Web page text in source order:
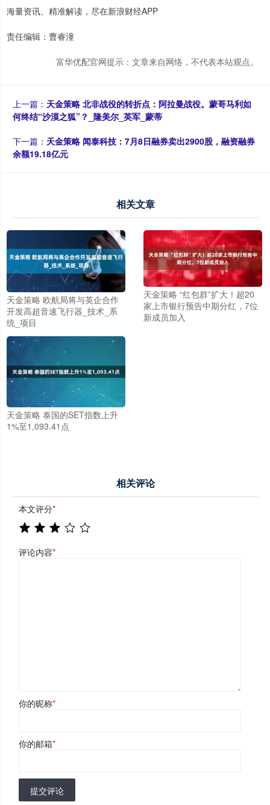
海量资讯、精准解读，尽在新浪财经APP
责任编辑：曹睿潼
富华优配官网提示：文章来自网络，不代表本站观点。
上一篇： 天金策略 北非战役的转折点：阿拉曼战役。蒙哥马利如
何终结“沙漠之狐”？_隆美尔_英军_蒙蒂
下一篇： 天金策略 闻泰科技：7月8日融券卖出2900股，融资融券
余额19.18亿元
相关文章
天金策略 欧航局将与英企合作
开发高超音速飞行器_技术_系
统_项目
天金策略 “红包群”扩大！超20
家上市银行预告中期分红，7位
新成员加入
天金策略 泰国的SET指数上升
1%至1,093.41点
相关评论
本文评分*
评论内容*
你的昵称*
你的邮箱*
提交评论